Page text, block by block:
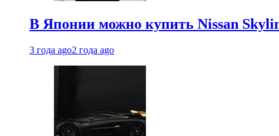
В Японии можно купить Nissan
3 года ago2 года ago